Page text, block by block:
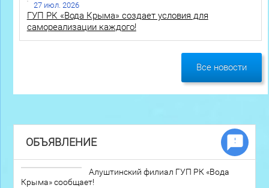
27 июл. 2026
ГУП РК «Вода Крыма» создает условия для
самореализации каждого!
Все новости
ОБЪЯВЛЕНИЕ
Алуштинский филиал ГУП РК «Вода
Крыма» сообщает!